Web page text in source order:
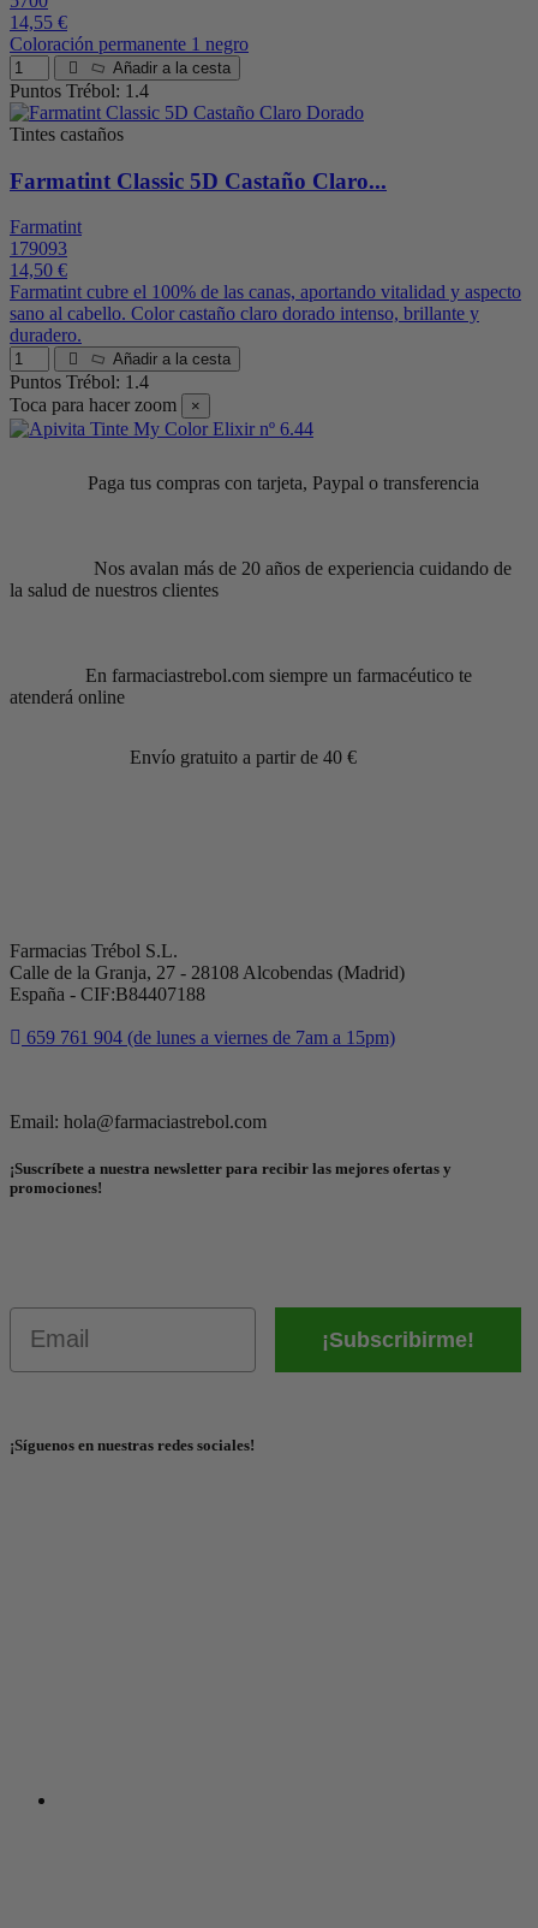
14,55 €
Coloración permanente 1 negro
Añadir a la cesta
Puntos Trébol: 1.4
Tintes castaños
Farmatint Classic 5D Castaño Claro...
Farmatint
179093
14,50 €
Farmatint cubre el 100% de las canas, aportando vitalidad y aspecto
sano al cabello. Color castaño claro dorado intenso, brillante y
duradero.
Añadir a la cesta
Puntos Trébol: 1.4
Toca para hacer zoom
×
Paga tus compras con tarjeta, Paypal o transferencia
Nos avalan más de 20 años de experiencia cuidando de
la salud de nuestros clientes
En farmaciastrebol.com siempre un farmacéutico te
atenderá online
Envío gratuito a partir de 40 €
Farmacias Trébol S.L.
Calle de la Granja, 27 - 28108 Alcobendas (Madrid)
España - CIF:B84407188
659 761 904 (de lunes a viernes de 7am a 15pm)
Email: hola@farmaciastrebol.com
¡Suscríbete a nuestra newsletter para recibir las mejores ofertas y
promociones!
Email
¡Subscribirme!
¡Síguenos en nuestras redes sociales!